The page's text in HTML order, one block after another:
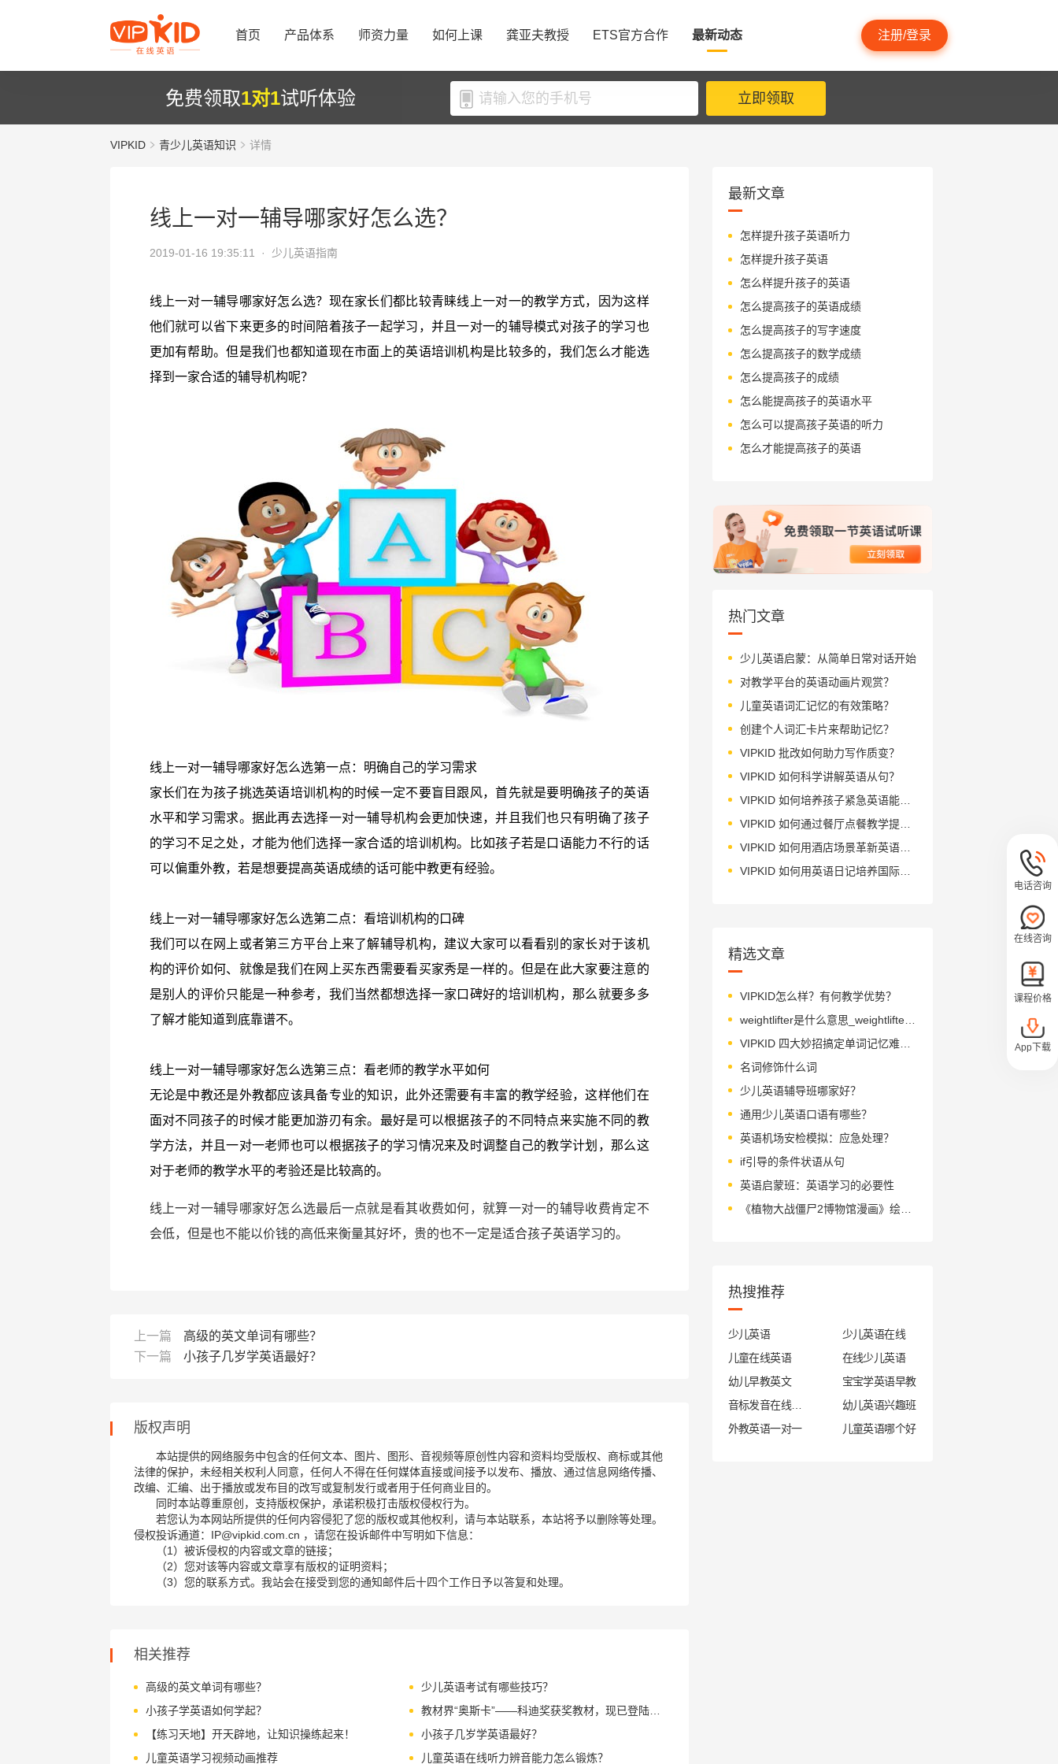
首页 产品体系 师资力量 如何上课 龚亚夫教授 ETS官方合作 最新动态 注册/登录
免费领取1对1试听体验 立即领取
VIPKID 青少儿英语知识 详情
线上一对一辅导哪家好怎么选？
2019-01-16 19:35:11 · 少儿英语指南
线上一对一辅导哪家好怎么选？现在家长们都比较青睐线上一对一的教学方式，因为这样
他们就可以省下来更多的时间陪着孩子一起学习，并且一对一的辅导模式对孩子的学习也
更加有帮助。但是我们也都知道现在市面上的英语培训机构是比较多的，我们怎么才能选
择到一家合适的辅导机构呢？
线上一对一辅导哪家好怎么选第一点：明确自己的学习需求
家长们在为孩子挑选英语培训机构的时候一定不要盲目跟风，首先就是要明确孩子的英语
水平和学习需求。据此再去选择一对一辅导机构会更加快速，并且我们也只有明确了孩子
的学习不足之处，才能为他们选择一家合适的培训机构。比如孩子若是口语能力不行的话
可以偏重外教，若是想要提高英语成绩的话可能中教更有经验。
线上一对一辅导哪家好怎么选第二点：看培训机构的口碑
我们可以在网上或者第三方平台上来了解辅导机构，建议大家可以看看别的家长对于该机
构的评价如何、就像是我们在网上买东西需要看买家秀是一样的。但是在此大家要注意的
是别人的评价只能是一种参考，我们当然都想选择一家口碑好的培训机构，那么就要多多
了解才能知道到底靠谱不。
线上一对一辅导哪家好怎么选第三点：看老师的教学水平如何
无论是中教还是外教都应该具备专业的知识，此外还需要有丰富的教学经验，这样他们在
面对不同孩子的时候才能更加游刃有余。最好是可以根据孩子的不同特点来实施不同的教
学方法，并且一对一老师也可以根据孩子的学习情况来及时调整自己的教学计划，那么这
对于老师的教学水平的考验还是比较高的。
线上一对一辅导哪家好怎么选最后一点就是看其收费如何，就算一对一的辅导收费肯定不
会低，但是也不能以价钱的高低来衡量其好坏，贵的也不一定是适合孩子英语学习的。
上一篇
高级的英文单词有哪些？
下一篇
小孩子几岁学英语最好？
版权声明
本站提供的网络服务中包含的任何文本、图片、图形、音视频等原创性内容和资料均受版权、商标或其他
法律的保护，未经相关权利人同意，任何人不得在任何媒体直接或间接予以发布、播放、通过信息网络传播、
改编、汇编、出于播放或发布目的改写或复制发行或者用于任何商业目的。
同时本站尊重原创，支持版权保护，承诺积极打击版权侵权行为。
若您认为本网站所提供的任何内容侵犯了您的版权或其他权利，请与本站联系，本站将予以删除等处理。
侵权投诉通道：IP@vipkid.com.cn ，请您在投诉邮件中写明如下信息：
（1）被诉侵权的内容或文章的链接；
（2）您对该等内容或文章享有版权的证明资料；
（3）您的联系方式。我站会在接受到您的通知邮件后十四个工作日予以答复和处理。
相关推荐
高级的英文单词有哪些？
少儿英语考试有哪些技巧？
小孩子学英语如何学起？
教材界“奥斯卡”——科迪奖获奖教材，现已登陆VIPKID MC 主修课程！
【练习天地】开天辟地，让知识操练起来！
小孩子几岁学英语最好？
儿童英语学习视频动画推荐
儿童英语在线听力辨音能力怎么锻炼？
最新文章
怎样提升孩子英语听力
怎样提升孩子英语
怎么样提升孩子的英语
怎么提高孩子的英语成绩
怎么提高孩子的写字速度
怎么提高孩子的数学成绩
怎么提高孩子的成绩
怎么能提高孩子的英语水平
怎么可以提高孩子英语的听力
怎么才能提高孩子的英语
热门文章
少儿英语启蒙：从简单日常对话开始
对教学平台的英语动画片观赏？
儿童英语词汇记忆的有效策略？
创建个人词汇卡片来帮助记忆？
VIPKID 批改如何助力写作质变？
VIPKID 如何科学讲解英语从句？
VIPKID 如何培养孩子紧急英语能力？
VIPKID 如何通过餐厅点餐教学提升少儿英语应用能力？
VIPKID 如何用酒店场景革新英语教学？
VIPKID 如何用英语日记培养国际化人才？
精选文章
VIPKID怎么样？有何教学优势？
weightlifter是什么意思_weightlifter怎么读_音标ˈweitˌliftə
VIPKID 四大妙招搞定单词记忆难题？
名词修饰什么词
少儿英语辅导班哪家好？
通用少儿英语口语有哪些？
英语机场安检模拟：应急处理？
if引导的条件状语从句
英语启蒙班：英语学习的必要性
《植物大战僵尸2博物馆漫画》绘本简介
热搜推荐
少儿英语
少儿英语在线
儿童在线英语
在线少儿英语
幼儿早教英文
宝宝学英语早教
幼儿英语兴趣班
外教英语一对一
儿童英语哪个好
电话咨询
在线咨询
课程价格
App下载